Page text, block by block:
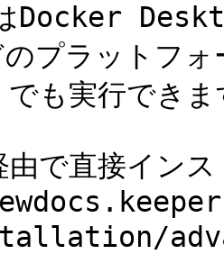
Docker
のプラットフ
も実行できま
で直接イン